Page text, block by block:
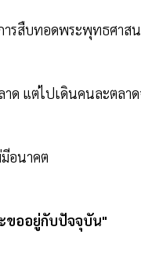
การสืบทอดพระพุทธศาส
แต่ไปเดินคนละตลาด
อนาคต
ขออยู่กับปัจจุบัน"